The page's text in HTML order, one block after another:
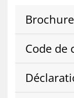
Code de